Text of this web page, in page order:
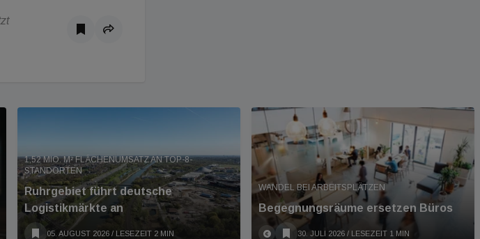
1,52 MIO. M² FLÄCHENUMSATZ AN TOP-8-
STANDORTEN
Ruhrgebiet führt deutsche
Logistikmärkte an
05. AUGUST 2026 / LESEZEIT 2 MIN
WANDEL BEI ARBEITSPLÄTZEN
Begegnungsräume ersetzen Büros
30. JULI 2026 / LESEZEIT 1 MIN